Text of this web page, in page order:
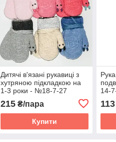
Дитячі в'язані рукавиці з
хутряною підкладкою на
1-3 роки - №18-7-27
215₴/пара
Купити
14-
113